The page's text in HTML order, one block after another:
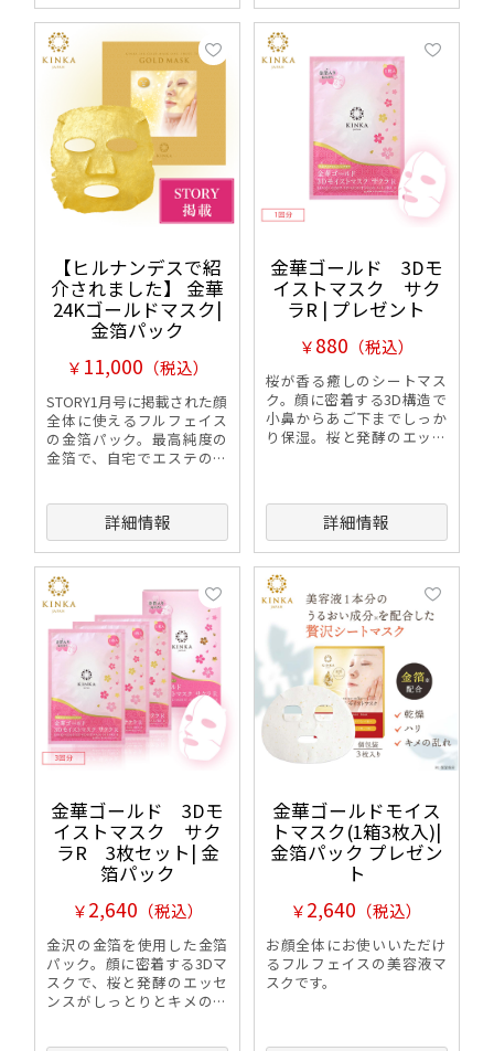
【ヒルナンデスで紹
介されました】 金華
24Kゴールドマスク|
金箔パック
￥ 11,000 （税込）
STORY1月号に掲載された顔
全体に使えるフルフェイス
の金箔パック。最高純度の
金箔で、自宅でエステのよ
詳細情報
金華ゴールド 3Dモ
イストマスク サク
ラR | プレゼント
￥880 （税込）
桜が香る癒しのシートマス
ク。顔に密着する3D構造で
小鼻からあご下までしっか
り保湿。桜と発酵のエッセ
詳細情報
金華ゴールド 3Dモ
イストマスク サク
ラR 3枚セット| 金
箔パック
￥2,640 （税込）
金沢の金箔を使用した金箔
パック。顔に密着する3Dマ
スクで、桜と発酵のエッセ
ンスがしっとりとキメの整
金華ゴールドモイス
トマスク(1箱3枚入)|
金箔パック プレゼン
ト
￥2,640 （税込）
お顔全体にお使いいただけ
るフルフェイスの美容液マ
スクです。